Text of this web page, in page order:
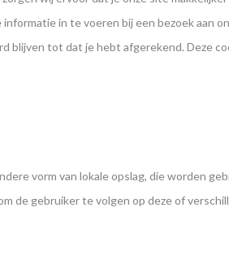
in te voeren bij een bezoek aan
blijven tot dat je hebt afgerekend. Deze
vorm van lokale opslag, die worden
de gebruiker te volgen op deze of